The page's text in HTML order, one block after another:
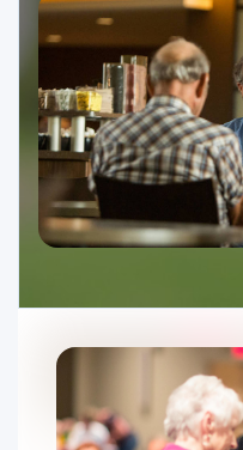
Buscar
Español